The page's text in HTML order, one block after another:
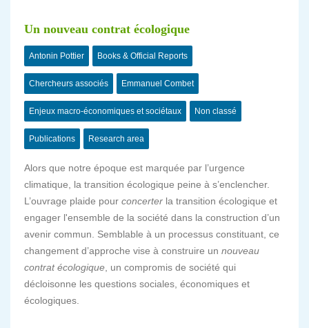
Un nouveau contrat écologique
Antonin Pottier Books & Official Reports
Chercheurs associés Emmanuel Combet
Enjeux macro-économiques et sociétaux Non classé
Publications Research area
Alors que notre époque est marquée par l’urgence
climatique, la transition écologique peine à s’enclencher.
L’ouvrage plaide pour concerter la transition écologique et
engager l'ensemble de la société dans la construction d’un
avenir commun. Semblable à un processus constituant, ce
changement d’approche vise à construire un nouveau
contrat écologique , un compromis de société qui
décloisonne les questions sociales, économiques et
écologiques.